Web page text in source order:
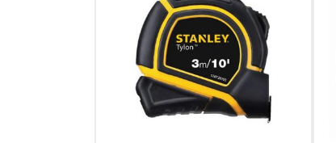
Viết nhận xét về sản phẩm
Đánh giá sao